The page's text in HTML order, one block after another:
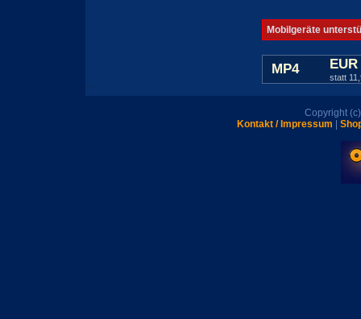
Mobilgeräte
MP4
statt
Copyright
Kontakt / Impressum